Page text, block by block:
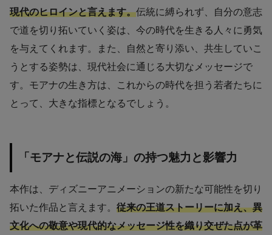
現代のヒロインと言えます。伝統に縛られず、自分の意志
で道を切り拓いていく姿は、今の時代を生きる人々に勇気
を与えてくれます。また、自然と寄り添い、共生していこ
うとする姿勢は、現代社会に通じる大切なメッセージで
す。モアナの生き方は、これからの時代を担う若者たちに
とって、大きな指標となるでしょう。
「モアナと伝説の海」の持つ魅力と影響力
本作は、ディズニーアニメーションの新たな可能性を切り
拓いた作品と言えます。 従来の王道ストーリーに加え、異
文化への敬意や現代的なメッセージ性を織り交ぜた点が革